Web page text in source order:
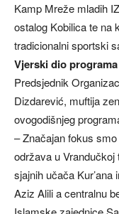
Kamp Mreže mladih
ostalog Kobilica te na
tradicionalni sportski
Vjerski dio programa
Predsjednik
Dizdarević, muftija
ovogodišnjeg
– Značajan fokus
održava u
sjajnih učača
Aziz Alili a centralnu